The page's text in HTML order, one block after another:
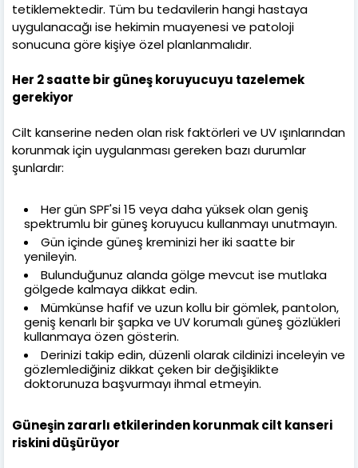
tetiklemektedir. Tüm bu tedavilerin hangi hastaya
uygulanacağı ise hekimin muayenesi ve patoloji
sonucuna göre kişiye özel planlanmalıdır.
Her 2 saatte bir güneş koruyucuyu tazelemek
gerekiyor
Cilt kanserine neden olan risk faktörleri ve UV ışınlarından
korunmak için uygulanması gereken bazı durumlar
şunlardır:
Her gün SPF'si 15 veya daha yüksek olan geniş
spektrumlu bir güneş koruyucu kullanmayı unutmayın.
Gün içinde güneş kreminizi her iki saatte bir
yenileyin.
Bulunduğunuz alanda gölge mevcut ise mutlaka
gölgede kalmaya dikkat edin.
Mümkünse hafif ve uzun kollu bir gömlek, pantolon,
geniş kenarlı bir şapka ve UV korumalı güneş gözlükleri
kullanmaya özen gösterin.
Derinizi takip edin, düzenli olarak cildinizi inceleyin ve
gözlemlediğiniz dikkat çeken bir değişiklikte
doktorunuza başvurmayı ihmal etmeyin.
Güneşin zararlı etkilerinden korunmak cilt kanseri
riskini düşürüyor